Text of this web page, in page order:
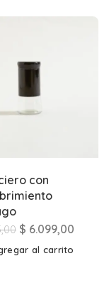
con
$ 6.099,00
al carrito